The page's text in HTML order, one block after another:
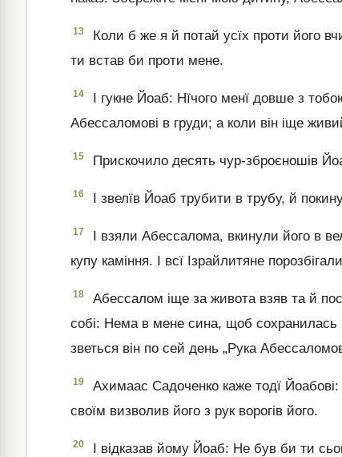
13
Коли б же я й потай усїх проти його
ти встав би проти мене.
14
І гукне Йоаб: Нїчого менї довше з
Абессаломові в груди; а коли він іще
15 Прискочило десять чур-зброєношів
16 І звелїв Йоаб трубити в трубу, й
17
І взяли Абессалома, вкинули його в
купу каміння. І всї Ізрайлитяне
18
Абессалом іще за живота взяв та й
собі: Нема в мене сина, щоб сохранилась
зветься він по сей день „Рука
19
Ахимаас Садоченко каже тодї
своїм визволив його з рук ворогів його.
20
І відказав йому Йоаб: Не був би ти